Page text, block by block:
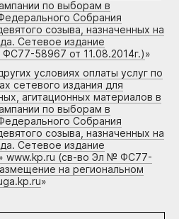
по выборам в
Собрания
созыва, назначенных на
Сетевое издание
58967 от 11.08.2014г.)»
условиях оплаты услуг по
сетевого издания для
агитационных материалов в
по выборам в
Собрания
созыва, назначенных на
Сетевое издание
www.kp.ru (св-во Эл № ФС77-
на региональном
»